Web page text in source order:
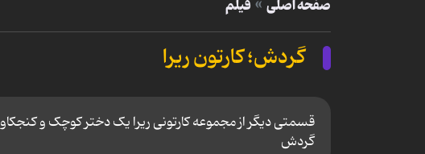
صفحه اصلی فیلم
گردش؛ کارتون ریرا
قسمتی دیگر از مجموعه کارتونی ریرا یک دختر کوچک و
گردش